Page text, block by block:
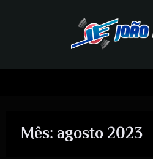
E
Mês: agosto 2023